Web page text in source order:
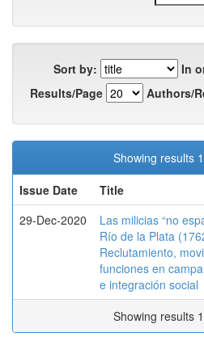
Sort by:
In
Results/Page
Authors/
Showing results
Issue Date
Title
29-Dec-2020
Las milicias “no
Río de la Plata
Reclutamiento,
funciones en
e integración social
Showing results